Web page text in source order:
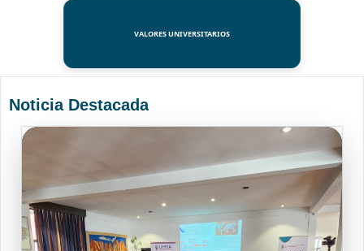
VALORES UNIVERSITARIOS
Noticia Destacada